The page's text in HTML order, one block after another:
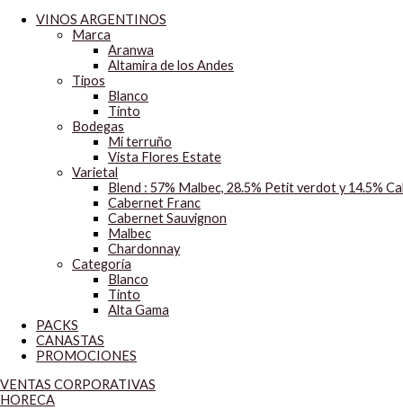
VINOS ARGENTINOS
Marca
Aranwa
Altamira de los Andes
Tipos
Blanco
Tinto
Bodegas
Mi terruño
Vista Flores Estate
Varietal
Blend : 57% Malbec, 28.5% Petit verdot y 14.5%
Cabernet Franc
Cabernet Sauvignon
Malbec
Chardonnay
Categoría
Blanco
Tinto
Alta Gama
PACKS
CANASTAS
PROMOCIONES
VENTAS CORPORATIVAS
HORECA